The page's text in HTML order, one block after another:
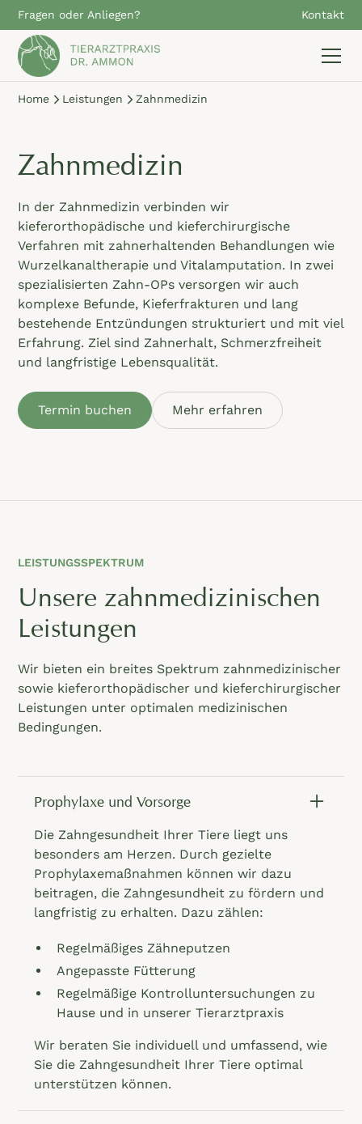
Fragen oder Anliegen? Kontakt
Home Leistungen Zahnmedizin
Zahnmedizin
In der Zahnmedizin verbinden wir
kieferorthopädische und kieferchirurgische
Verfahren mit zahnerhaltenden Behandlungen wie
Wurzelkanaltherapie und Vitalamputation. In zwei
spezialisierten Zahn-OPs versorgen wir auch
komplexe Befunde, Kieferfrakturen und lang
bestehende Entzündungen strukturiert und mit viel
Erfahrung. Ziel sind Zahnerhalt, Schmerzfreiheit
und langfristige Lebensqualität.
Termin buchen Mehr erfahren
LEISTUNGSSPEKTRUM
Unsere zahnmedizinischen
Leistungen
Wir bieten ein breites Spektrum zahnmedizinischer
sowie kieferorthopädischer und kieferchirurgischer
Leistungen unter optimalen medizinischen
Bedingungen.
Prophylaxe und Vorsorge
Die Zahngesundheit Ihrer Tiere liegt uns
besonders am Herzen. Durch gezielte
Prophylaxemaßnahmen können wir dazu
beitragen, die Zahngesundheit zu fördern und
langfristig zu erhalten. Dazu zählen:
Regelmäßiges Zähneputzen
Angepasste Fütterung
Regelmäßige Kontrolluntersuchungen zu
Hause und in unserer Tierarztpraxis
Wir beraten Sie individuell und umfassend, wie
Sie die Zahngesundheit Ihrer Tiere optimal
unterstützen können.